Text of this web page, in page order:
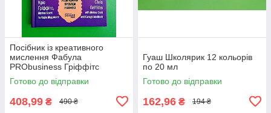
Посібник із креативного
мислення Фабула
PRObusiness Гріффітс
фіолетова
Готово до відправки
408,99 ₴ 490 ₴
Гуаш Школярик 12 кольорів
по 20 мл
Готово до відправки
162,96 ₴ 194 ₴